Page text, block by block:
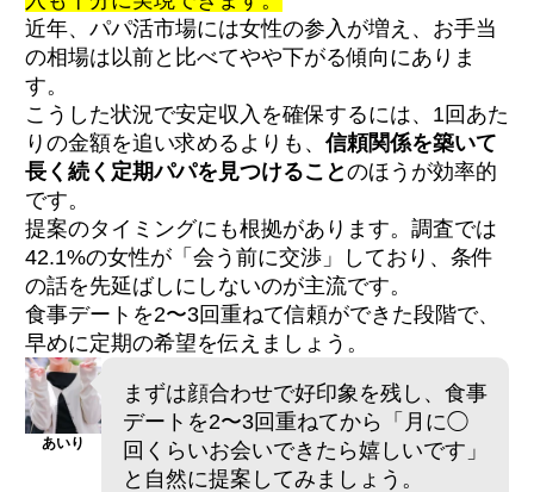
近年、パパ活市場には女性の参入が増え、お手当
の相場は以前と比べてやや下がる傾向にありま
す。
こうした状況で安定収入を確保するには、1回あた
りの金額を追い求めるよりも、 信頼関係を築いて
長く続く定期パパを見つけることのほうが効率的
です。
提案のタイミングにも根拠があります。調査では
42.1%の女性が「会う前に交渉」しており、条件
の話を先延ばしにしないのが主流です。
食事デートを2〜3回重ねて信頼ができた段階で、
早めに定期の希望を伝えましょう。
あいり
まずは顔合わせで好印象を残し、食事
デートを2〜3回重ねてから「月に◯
回くらいお会いできたら嬉しいです」
と自然に提案してみましょう。